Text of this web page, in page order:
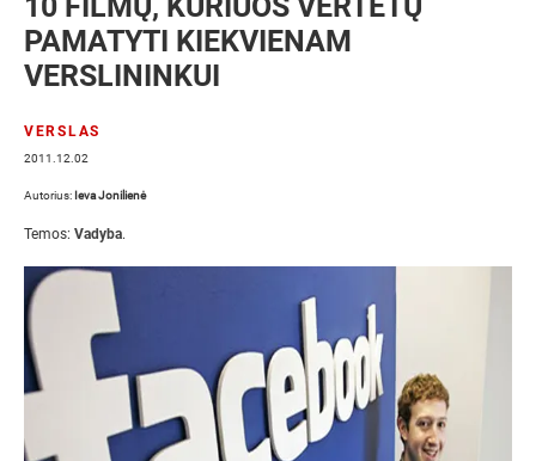
PAMATYTI KIEKVIENAM
VERSLININKUI
VERSLAS
2011.12.02
Autorius: Ieva Jonilienė
Temos: Vadyba.